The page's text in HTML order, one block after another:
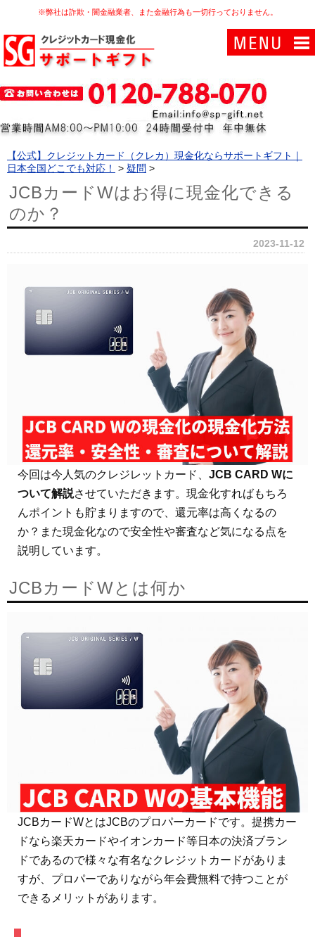
※弊社は詐欺・闇金融業者、また金融行為も一切行っておりません。
【公式】クレジットカード（クレカ）現金化ならサポートギフト｜
日本全国どこでも対応！
> 疑問 >
JCBカードWはお得に現金化できる
のか？
2023-11-12
今回は今人気のクレジレットカード、 JCB CARD Wに
ついて解説させていただきます。現金化すればもちろ
んポイントも貯まりますので、還元率は高くなるの
か？また現金化なので安全性や審査など気になる点を
説明しています。
JCBカードWとは何か
JCBカードWとはJCBのプロパーカードです。提携カー
ドなら楽天カードやイオンカード等日本の決済ブラン
ドであるので様々な有名なクレジットカードがありま
すが、プロパーでありながら年会費無料で持つことが
できるメリットがあります。